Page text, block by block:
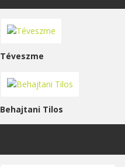
Téveszme
Behajtani Tilos